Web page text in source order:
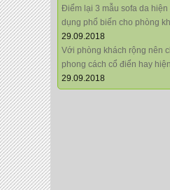
Điểm lại 3 mẫu sofa da
dụng phổ biến cho phòng
29.09.2018
Với phòng khách rộng nên
phong cách cổ điển hay
29.09.2018